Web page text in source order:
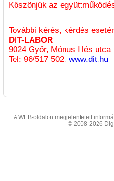
Köszönjük az
További kérés, kérdés
DIT-LABOR
9024 Győr, Mónus Illés utca
Tel: 96/517-502, www.dit.hu
A WEB-oldalon megjelentetett
© 2008-2026